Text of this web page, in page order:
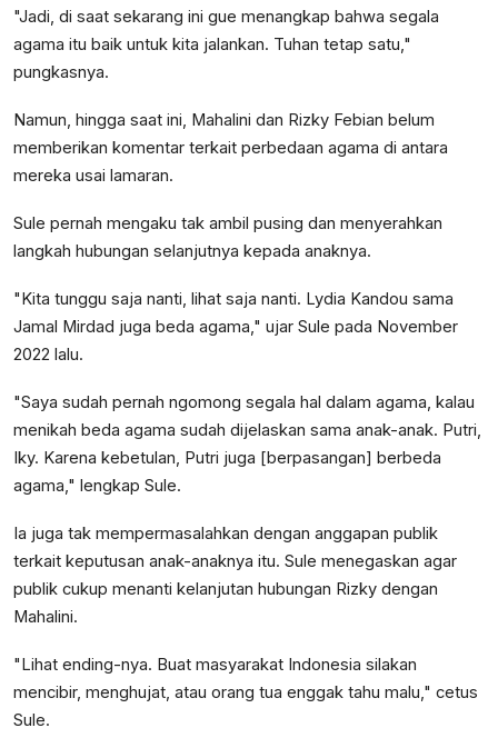
"Jadi, di saat sekarang ini gue menangkap bahwa segala
agama itu baik untuk kita jalankan. Tuhan tetap satu,"
pungkasnya.
Namun, hingga saat ini, Mahalini dan Rizky Febian belum
memberikan komentar terkait perbedaan agama di antara
mereka usai lamaran.
Sule pernah mengaku tak ambil pusing dan menyerahkan
langkah hubungan selanjutnya kepada anaknya.
"Kita tunggu saja nanti, lihat saja nanti. Lydia Kandou sama
Jamal Mirdad juga beda agama," ujar Sule pada November
2022 lalu.
"Saya sudah pernah ngomong segala hal dalam agama, kalau
menikah beda agama sudah dijelaskan sama anak-anak. Putri,
Iky. Karena kebetulan, Putri juga [berpasangan] berbeda
agama," lengkap Sule.
Ia juga tak mempermasalahkan dengan anggapan publik
terkait keputusan anak-anaknya itu. Sule menegaskan agar
publik cukup menanti kelanjutan hubungan Rizky dengan
Mahalini.
"Lihat ending-nya. Buat masyarakat Indonesia silakan
mencibir, menghujat, atau orang tua enggak tahu malu," cetus
Sule.